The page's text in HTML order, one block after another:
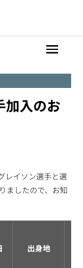
加入のお
レイソン選手と選
ましたので、お知
出身地